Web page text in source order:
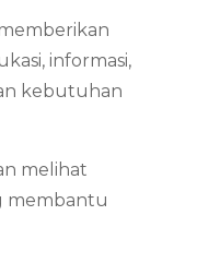
informasi,
kebutuhan
melihat
membantu